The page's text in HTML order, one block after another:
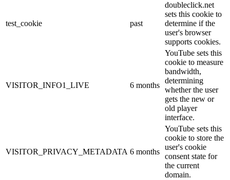
test_cookie past
doubleclick.net
sets this cookie to
determine if the
user's browser
supports cookies.
VISITOR_INFO1_LIVE 6 months
YouTube sets this
cookie to measure
bandwidth,
determining
whether the user
gets the new or
old player
interface.
VISITOR_PRIVACY_METADATA 6 months
YouTube sets this
cookie to store the
user's cookie
consent state for
the current
domain.